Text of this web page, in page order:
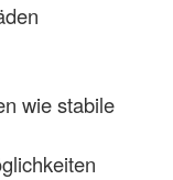
wie stabile